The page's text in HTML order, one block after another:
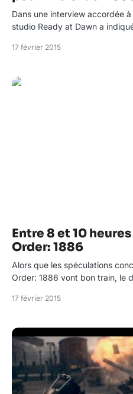
Dans une interview accordée
studio Ready at Dawn a
17 février 2015
Entre 8 et 10
Order: 1886
Alors que les spéculations
Order: 1886 vont bon train, le
17 février 2015